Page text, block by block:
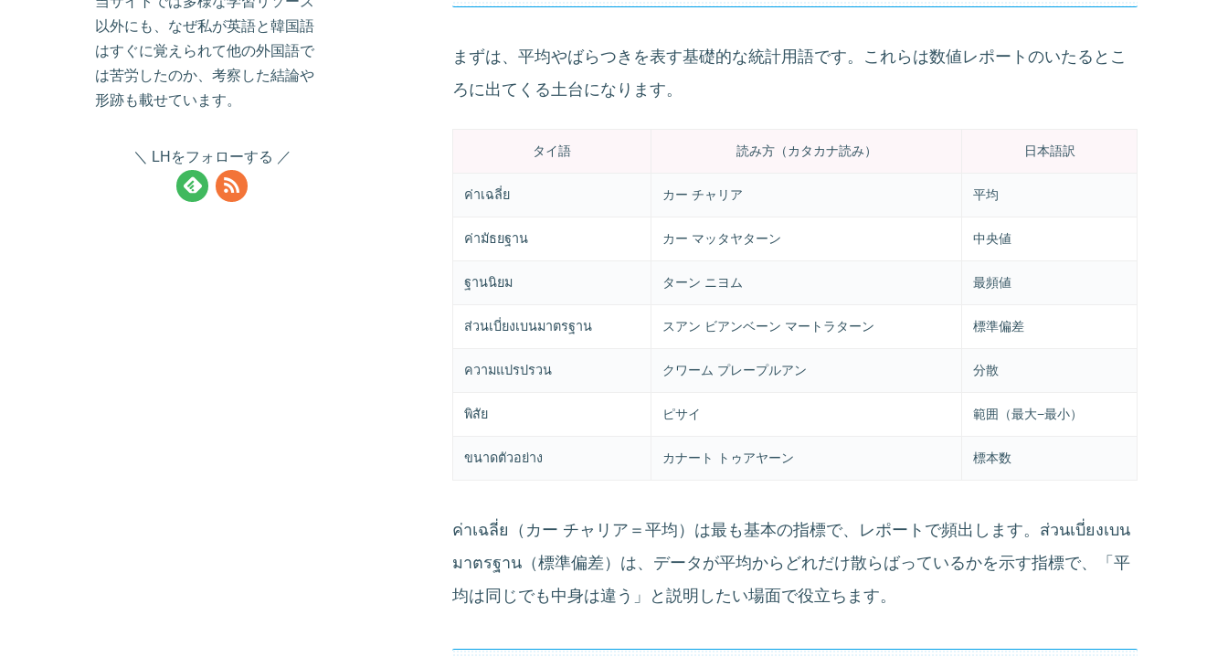
まずは、平均やばらつきを表す基礎的な統計用語です。これらは数値レポートのいたるとこ
ろに出てくる土台になります。
タイ語 読み方（カタカナ読み） 日本語訳
ค่าเฉลี่ย カー チャリア 平均
ค่ามัธยฐาน カー マッタヤターン 中央値
ฐานนิยม ターン ニヨム 最頻値
ส่วนเบี่ยงเบนมาตรฐาน スアン ビアンベーン マートラターン 標準偏差
ความแปรปรวน クワーム プレープルアン 分散
พิสัย ピサイ 範囲（最大−最小）
ขนาดตัวอย่าง カナート トゥアヤーン 標本数
ค่าเฉลี่ย（カー チャリア＝平均）は最も基本の指標で、レポートで頻出します。ส่วนเบี่ยงเบน
มาตรฐาน（標準偏差）は、データが平均からどれだけ散らばっているかを示す指標で、「平
均は同じでも中身は違う」と説明したい場面で役立ちます。
以外にも、なぜ私が英語と韓国語
はすぐに覚えられて他の外国語で
は苦労したのか、考察した結論や
形跡も載せています。
LHをフォローする